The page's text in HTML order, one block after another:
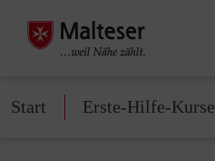
Start Erste-Hilfe-Kurse